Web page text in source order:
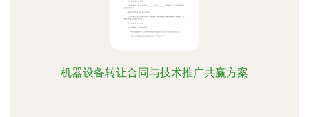
机器设备转让合同与技术推广共赢方案